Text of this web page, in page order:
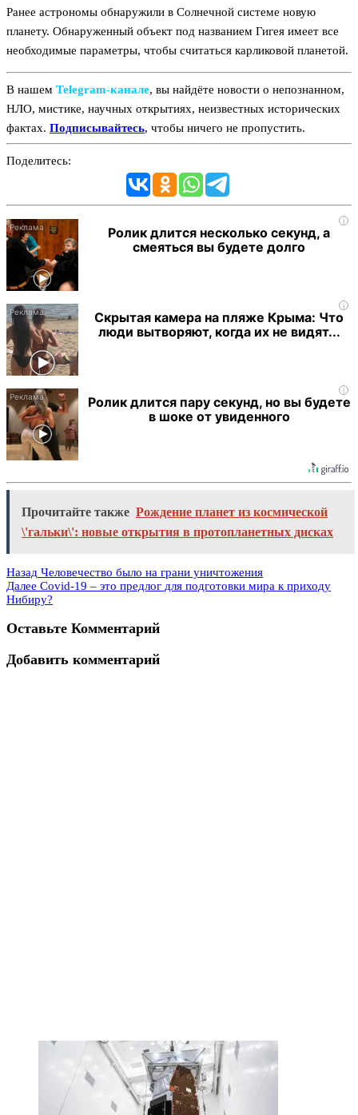
Ранее астрономы обнаружили в Солнечной системе новую
планету. Обнаруженный объект под названием Гигея имеет все
необходимые параметры, чтобы считаться карликовой планетой.
В нашем Telegram‑канале, вы найдёте новости о непознанном,
НЛО, мистике, научных открытиях, неизвестных исторических
фактах. Подписывайтесь, чтобы ничего не пропустить.
Поделитесь:
i
Ролик длится несколько секунд, а
смеяться вы будете долго
i
Скрытая камера на пляже Крыма: Что
люди вытворяют, когда их не видят...
i
Ролик длится пару секунд, но вы будете
в шоке от увиденного
Прочитайте также Рождение планет из космической
\'гальки\': новые открытия в протопланетных дисках
Назад Человечество было на грани уничтожения
Далее Covid-19 – это предлог для подготовки мира к приходу
Нибиру?
Оставьте Комментарий
Добавить комментарий